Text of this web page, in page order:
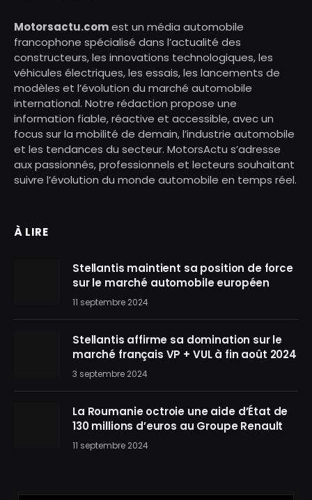
Motorsactu.comest un média automobile
francophone spécialisé dans l’actualité des
constructeurs, les innovations technologiques, les
véhicules électriques, les essais, les lancements de
modèles et l’évolution du marché automobile
international. Notre rédaction propose une
information fiable, réactive et accessible, avec un
focus sur la mobilité de demain, l’industrie automobile
et les tendances du secteur. MotorsActu s’adresse
aux passionnés, professionnels et lecteurs souhaitant
suivre l’évolution du monde automobile en temps réel.
À LIRE
Stellantis maintient sa position de force
sur le marché automobile européen
11 septembre 2024
Stellantis affirme sa domination sur le
marché français VP + VUL à fin août 2024
3 septembre 2024
La Roumanie octroie une aide d’État de
130 millions d’euros au Groupe Renault
11 septembre 2024